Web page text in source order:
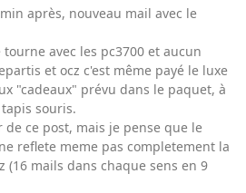
après, nouveau mail avec le
avec les pc3700 et aucun
et ocz c'est même payé le luxe
"cadeaux" prévu dans le paquet, à
souris.
ce post, mais je pense que le
reflete meme pas completement la
(16 mails dans chaque sens en 9